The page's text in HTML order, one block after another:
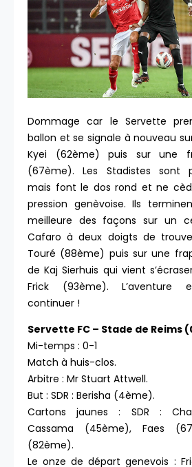
Dommage car le Servette
ballon et se signale à nouveau
Kyei (62ème) puis sur une
(67ème). Les Stadistes sont
mais font le dos rond et ne
pression genèvoise. Ils
meilleure des façons sur un
Cafaro à deux doigts de
Touré (88ème) puis sur une
de Kaj Sierhuis qui vient
Frick (93ème). L’aventure
continuer !
Servette FC – Stade de Reims
Mi-temps : 0-1
Match à huis-clos.
Arbitre : Mr Stuart Attwell.
But : SDR : Berisha (4ème).
Cartons jaunes : SDR :
Cassama (45ème), Faes
(82ème).
Le onze de départ genevois :